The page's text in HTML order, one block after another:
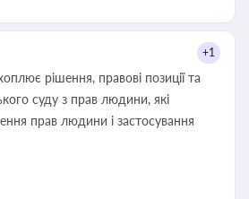
+1
рішення, правові позиції та
суду з прав людини, які
прав людини і застосування